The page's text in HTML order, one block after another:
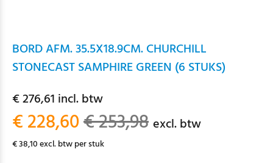
BORD AFM. 35.5X18.9CM. CHURCHILL
STONECAST SAMPHIRE GREEN (6 STUKS)
€ 276,61 incl. btw
€ 228,60€ 253,98 excl. btw
€ 38,10 excl. btw per stuk